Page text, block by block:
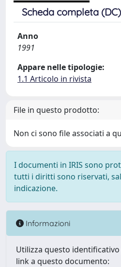
Scheda completa (DC)
Anno
1991
Appare nelle tipologie:
1.1 Articolo in rivista
File in questo prodotto:
Non ci sono file associati a
I documenti in IRIS sono
tutti i diritti sono riservati,
indicazione.
Informazioni
Utilizza questo
link a questo documento: